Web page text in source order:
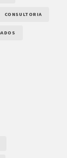
CONSULTORIA